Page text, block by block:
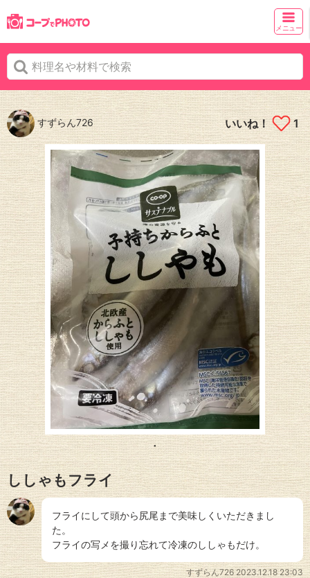
メニュー
すずらん726 いいね！ 1
ししゃもフライ
フライにして頭から尻尾まで美味しくいただきまし
た。
フライの写メを撮り忘れて冷凍のししゃもだけ。
すずらん726 2023.12.18 23:03